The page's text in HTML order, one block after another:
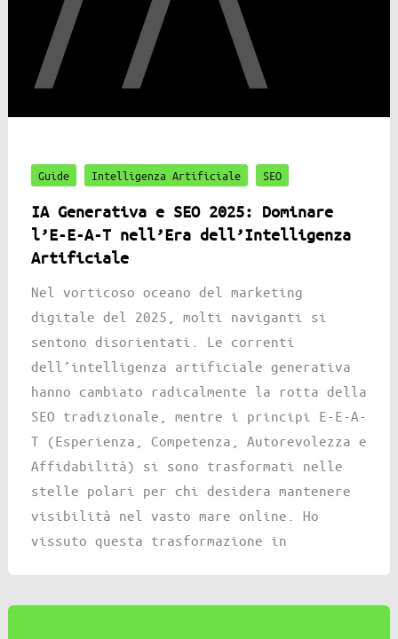
Guide Intelligenza Artificiale SEO
IA Generativa e SEO 2025: Dominare
l’E-E-A-T nell’Era dell’Intelligenza
Artificiale
Nel vorticoso oceano del marketing
digitale del 2025, molti naviganti si
sentono disorientati. Le correnti
dell’intelligenza artificiale generativa
hanno cambiato radicalmente la rotta della
SEO tradizionale, mentre i principi E-E-A-
T (Esperienza, Competenza, Autorevolezza e
Affidabilità) si sono trasformati nelle
stelle polari per chi desidera mantenere
visibilità nel vasto mare online. Ho
vissuto questa trasformazione in